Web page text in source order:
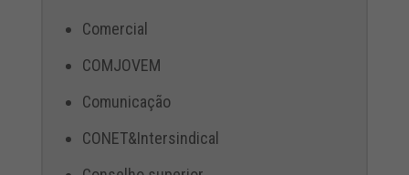
Comercial
COMJOVEM
Comunicação
CONET&Intersindical